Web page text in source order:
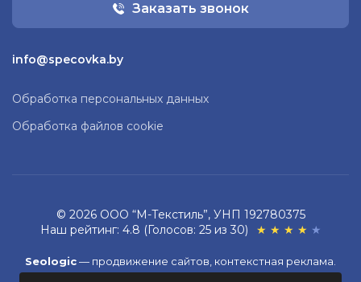
Заказать звонок
info@specovka.by
Обработка персональных данных
Обработка файлов cookie
© 2026 ООО “М-Текстиль”, УНП 192780375
Наш рейтинг: 4.8 (Голосов: 25 из 30)
★ ★ ★ ★ ★
Seologic— продвижение сайтов, контекстная реклама.